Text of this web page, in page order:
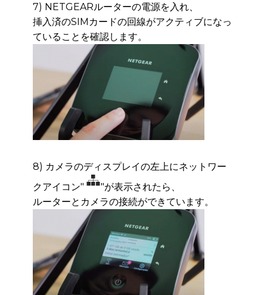
7) NETGEARルーターの電源を入れ、
挿入済のSIMカードの回線がアクティブになっ
ているこ とを確認します。
8) カメラのディスプレイの左上にネットワー
クアイコン"
"が表示されたら、
ルーターとカ メラの接続ができています。